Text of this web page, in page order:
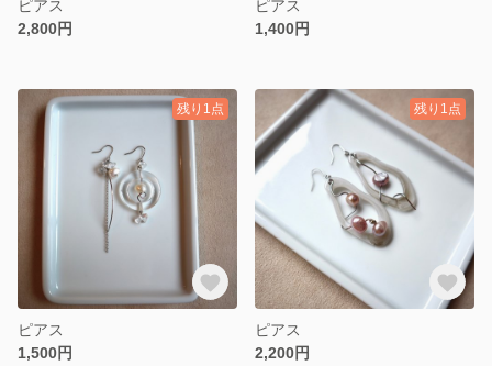
ピアス
2,800円
ピアス
1,400円
残り1点
ピアス
1,500円
残り1点
ピアス
2,200円